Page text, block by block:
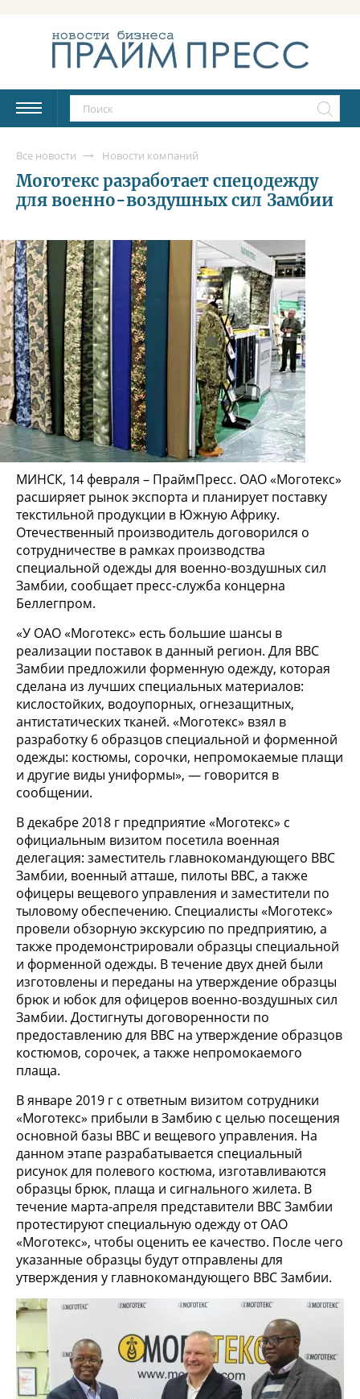
Все новости Новости компаний
Моготекс разработает спецодежду
для военно-воздушных сил Замбии
МИНСК, 14 февраля – ПраймПресс. ОАО «Моготекс»
расширяет рынок экспорта и планирует поставку
текстильной продукции в Южную Африку.
Отечественный производитель договорился о
сотрудничестве в рамках производства
специальной одежды для военно-воздушных сил
Замбии, сообщает пресс-служба концерна
Беллегпром.
«У ОАО «Моготекс» есть большие шансы в
реализации поставок в данный регион. Для ВВС
Замбии предложили форменную одежду, которая
сделана из лучших специальных материалов:
кислостойких, водоупорных, огнезащитных,
антистатических тканей. «Моготекс» взял в
разработку 6 образцов специальной и форменной
одежды: костюмы, сорочки, непромокаемые плащи
и другие виды униформы», — говорится в
сообщении.
В декабре 2018 г предприятие «Моготекс» с
официальным визитом посетила военная
делегация: заместитель главнокомандующего ВВС
Замбии, военный атташе, пилоты ВВС, а также
офицеры вещевого управления и заместители по
тыловому обеспечению. Специалисты «Моготекс»
провели обзорную экскурсию по предприятию, а
также продемонстрировали образцы специальной
и форменной одежды. В течение двух дней были
изготовлены и переданы на утверждение образцы
брюк и юбок для офицеров военно-воздушных сил
Замбии. Достигнуты договоренности по
предоставлению для ВВС на утверждение образцов
костюмов, сорочек, а также непромокаемого
плаща.
В январе 2019 г с ответным визитом сотрудники
«Моготекс» прибыли в Замбию с целью посещения
основной базы ВВС и вещевого управления. На
данном этапе разрабатывается специальный
рисунок для полевого костюма, изготавливаются
образцы брюк, плаща и сигнального жилета. В
течение марта-апреля представители ВВС Замбии
протестируют специальную одежду от ОАО
«Моготекс», чтобы оценить ее качество. После чего
указанные образцы будут отправлены для
утверждения у главнокомандующего ВВС Замбии.